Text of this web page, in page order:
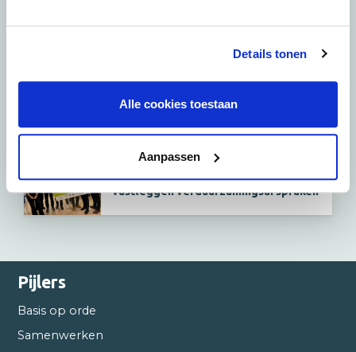
Details tonen
Alle cookies toestaan
Aanpassen
binnenstad van Eindhoven
Green Lease: nieuwe standaard voor
vastleggen verduurzamingsafspraken
10 juni 2026
Pijlers
Basis op orde
Samenwerken